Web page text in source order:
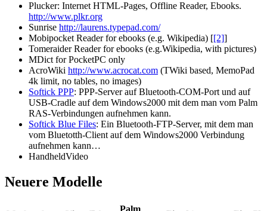
Plucker: Internet HTML-Pages, Offline Reader, Ebooks.
http://www.plkr.org
Sunrise http://laurens.typepad.com/
Mobipocket Reader for ebooks (e.g. Wikipedia) [[2]]
Tomeraider Reader for ebooks (e.g.Wikipedia, with pictures)
MDict for PocketPC only
AcroWiki http://www.acrocat.com (TWiki based, MemoPad
4k limit, no tables, no images)
Softick PPP: PPP-Server auf Bluetooth-COM-Port und auf
USB-Cradle auf dem Windows2000 mit dem man vom Palm
RAS-Verbindungen aufnehmen kann.
Softick Blue Files: Ein Bluetooth-FTP-Server, mit dem man
vom Bluetotth-Client auf dem Windows2000 Verbindung
aufnehmen kann…
HandheldVideo
Neuere Modelle
Palm